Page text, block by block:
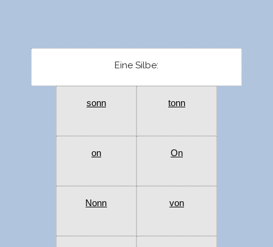
Eine Silbe:
sonn tonn
on On
Nonn von